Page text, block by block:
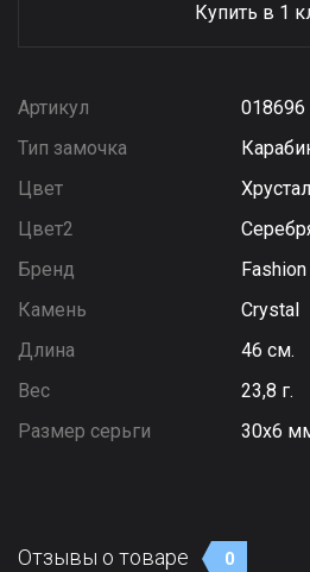
Купить в 1
Артикул
018696
Тип замочка
Цвет
Цвет2
Бренд
Fashion
Камень
Сrystal
Длина
46 см.
Вес
23,8 г.
Размер серьги
30х6
Отзывы о товаре 0